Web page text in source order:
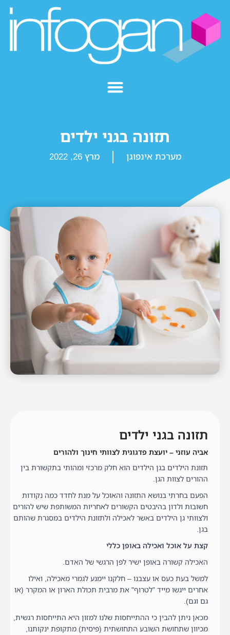
תזונה בגני ילדים
מערכת אינפוגן מרץ 26, 2022
תזונה בגני ילדים
אביה עוזני – יועצת פדגוגית לצוותי חינוך ולהורים
תזונת הילדים בגן הילדים הוא חלק מרכזי ומהותי בתקשורת בין
ההורים לצוות הגן.
הפעם בחרתי בנושא התזונה והאוכל על מנת לחדד כמה נקודות
חשובות ולדון בהיבטים הקשורים לאחריות המשותפת שיש להורים
ולצוותי גן הילדים באשר לאכילה ולתזונת הילדים במסגרת שהותם
בגן.
קצת על אוכל ואכילה באופן כללי
האכילה קשורה באופן ישיר לפן הרגשי של האדם.
למשל בעת כעס או עצבנו – חלקנו יימנע לגמרי מאכילה, ואילו
אחרים ייגשו מייד "לטרוף" את מרבית תכולת הארון או המקרר (או
גם וגם).
מכאן ניתן להבין כי ההתייחסות שלנו למזון היא התייחסות רגשית,
מכיוון שתחושת השובע התחושתית (פיסית) מתקופת ינקותנו,